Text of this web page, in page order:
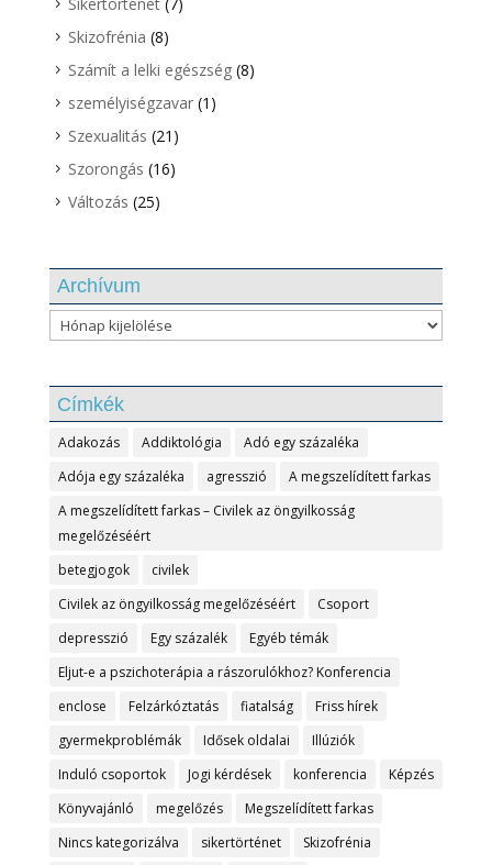
Sikertörténet(7)
Skizofrénia (8)
Számít a lelki egészség(8)
személyiségzavar(1)
Szexualitás (21)
Szorongás (16)
Változás (25)
Archívum
Archívum
Címkék
Adakozás Addiktológia
Adó egy százaléka
Adója egy százaléka
agresszió
A megszelídített farkas
A megszelídített farkas – Civilek az öngyilkosság
megelőzéséért
betegjogok
civilek
Civilek az öngyilkosság megelőzéséért
Csoport
depresszió
Egy százalék
Egyéb témák
Eljut-e a pszichoterápia a rászorulókhoz? Konferencia
enclose
Felzárkóztatás fiatalság
Friss hírek
gyermekproblémák
Idősek oldalai
Illúziók
Induló csoportok
Jogi kérdések konferencia
Képzés
Könyvajánló
megelőzés
Megszelídített farkas
Nincs kategorizálva
sikertörténet
Skizofrénia